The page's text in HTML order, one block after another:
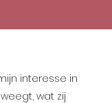
interesse in
wat zij